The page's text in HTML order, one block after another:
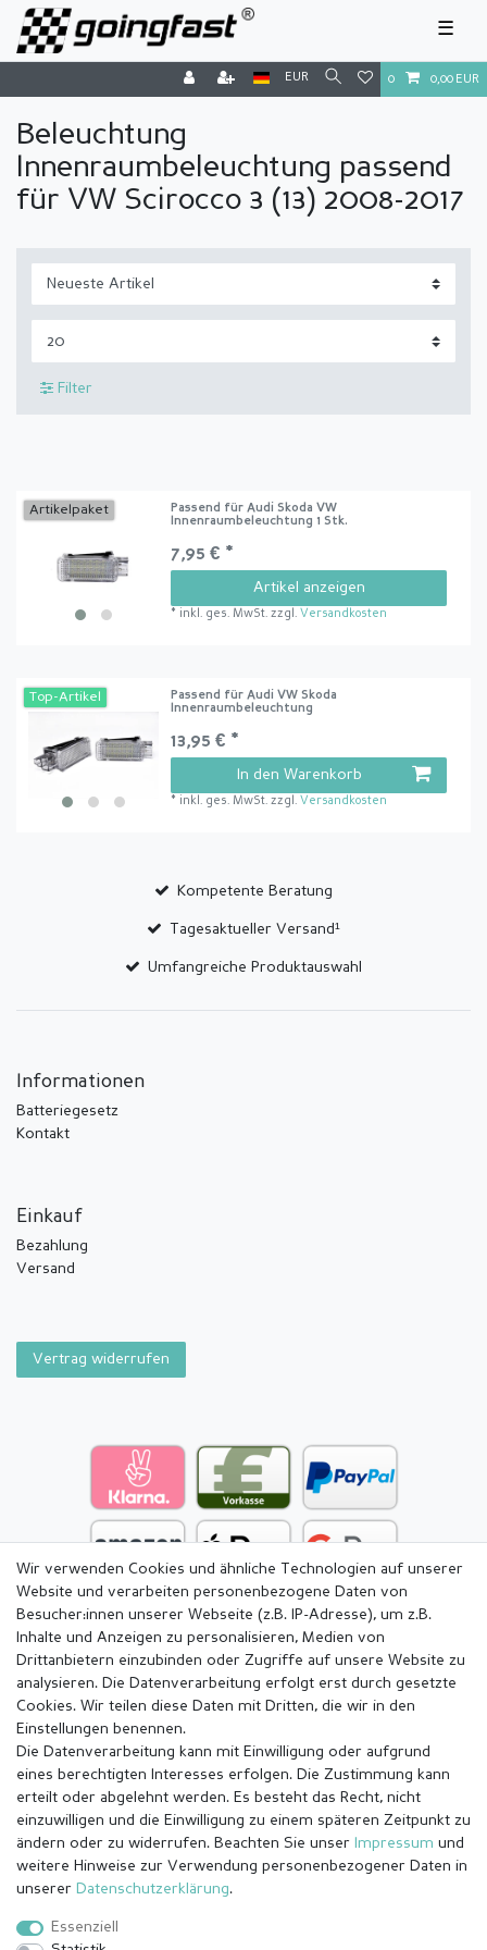
☰
EUR 0 0,00 EUR
Beleuchtung
Innenraumbeleuchtung passend
für VW Scirocco 3 (13) 2008-2017
Filter
Artikelpaket
Passend für Audi Skoda VW
Innenraumbeleuchtung 1 Stk.
7,95 € *
Artikel anzeigen
* inkl. ges. MwSt. zzgl. Versandkosten
Top-Artikel
Passend für Audi VW Skoda
Innenraumbeleuchtung
13,95 € *
In den Warenkorb
* inkl. ges. MwSt. zzgl. Versandkosten
Kompetente Beratung
Tagesaktueller Versand¹
Umfangreiche Produktauswahl
Informationen
Batteriegesetz
Kontakt
Einkauf
Bezahlung
Versand
Vertrag widerrufen
Impressum Daten­schutz­erklärung
Wir verwenden Cookies und ähnliche Technologien auf unserer
Website und verarbeiten personenbezogene Daten von
Besucher:innen unserer Webseite (z.B. IP-Adresse), um z.B.
Inhalte und Anzeigen zu personalisieren, Medien von
Drittanbietern einzubinden oder Zugriffe auf unsere Website zu
analysieren. Die Datenverarbeitung erfolgt erst durch gesetzte
Cookies. Wir teilen diese Daten mit Dritten, die wir in den
Einstellungen benennen.
Die Datenverarbeitung kann mit Einwilligung oder aufgrund
eines berechtigten Interesses erfolgen. Die Zustimmung kann
erteilt oder abgelehnt werden. Es besteht das Recht, nicht
einzuwilligen und die Einwilligung zu einem späteren Zeitpunkt zu
ändern oder zu widerrufen. Beachten Sie unser Impressum und
weitere Hinweise zur Verwendung personenbezogener Daten in
unserer Daten­schutz­erklärung.
Essenziell